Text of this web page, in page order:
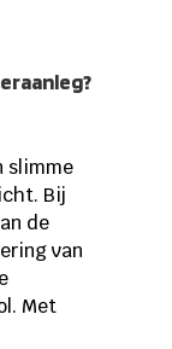
slimme
Bij
de
van
Met